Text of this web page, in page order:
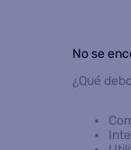
No se
¿Qué